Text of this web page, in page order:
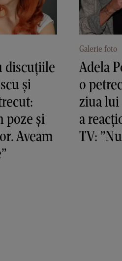
discuțiile
și
poze și
Aveam
Galerie foto
Adela
o
ziua lui
a
TV: